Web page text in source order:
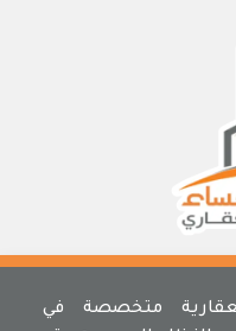
متخصصة في